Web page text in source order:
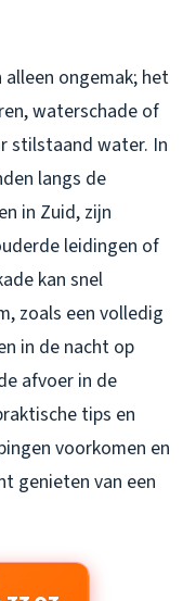
ongemak; het
waterschade of
stilstaand water. In
langs de
in Zuid, zijn
leidingen of
kan snel
zoals een volledig
in de nacht op
afvoer in de
tips en
voorkomen en
genieten van een